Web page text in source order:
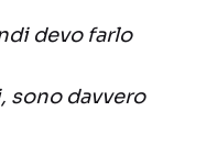
devo farlo
sono davvero